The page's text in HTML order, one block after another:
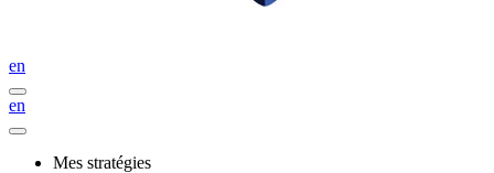
en
en
Mes stratégies